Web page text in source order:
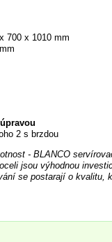
700 x 1010 mm
2 s brzdou
- BLANCO
jsou výhodnou
se postarají o kvalitu,